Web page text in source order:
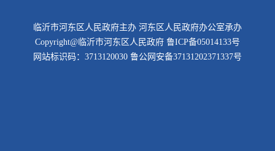
临沂市河东区人民政府主办 河东区人民政府办公室承办
Copyright@临沂市河东区人民政府 鲁ICP备05014133号
网站标识码：3713120030 鲁公网安备37131202371337号